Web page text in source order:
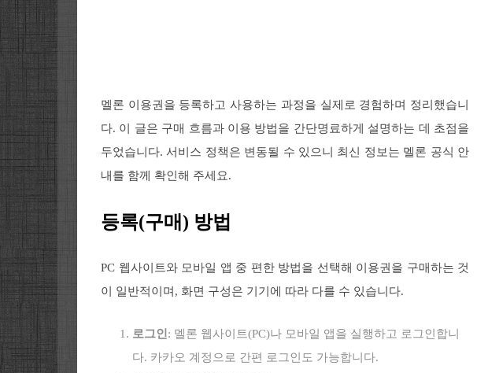
멜론 이용권을 등록하고 사용하는 과정을 실제로 경험하며 정리했습니
다. 이 글은 구매 흐름과 이용 방법을 간단명료하게 설명하는 데 초점을
두었습니다. 서비스 정책은 변동될 수 있으니 최신 정보는 멜론 공식 안
내를 함께 확인해 주세요.
등록(구매) 방법
PC 웹사이트와 모바일 앱 중 편한 방법을 선택해 이용권을 구매하는 것
이 일반적이며, 화면 구성은 기기에 따라 다를 수 있습니다.
로그인 : 멜론 웹사이트(PC)나 모바일 앱을 실행하고 로그인합니
다. 카카오 계정으로 간편 로그인도 가능합니다.